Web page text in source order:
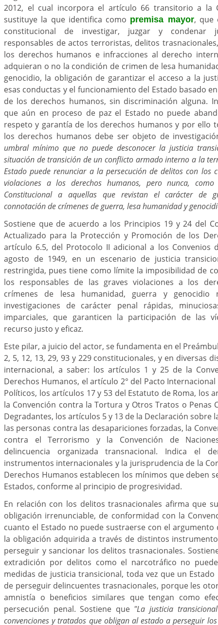
2012, el cual incorpora el artículo 66 transitorio a la
sustituye la que identifica como premisa mayor, que
constitucional de investigar, juzgar y condenar
responsables de actos terroristas, delitos
los derechos humanos e infracciones al derecho
adquieran o no la condición de crimen de lesa
genocidio, la obligación de garantizar el acceso a la
esas conductas y el funcionamiento del Estado basado
de los derechos humanos, sin discriminación alguna.
que aún en proceso de paz el Estado no puede
respeto y garantía de los derechos humanos y por ello
los derechos humanos debe ser objeto de
umbral mínimo que no puede desconocer la justicia
situación de transición de un conflicto armado interno a la
Estado puede renunciar a la persecución de delitos con los
violaciones a los derechos humanos, pero nunca,
Constitucional a aquellas que revistan el carácter de
connotación de crímenes de guerra, lesa humanidad y
Sostiene que de acuerdo a los Principios 19 y 24 del
Actualizado para la Protección y Promoción de los
artículo 6.5, del Protocolo II adicional a los Convenios
agosto de 1949, en un escenario de justicia
restringida, pues tiene como límite la imposibilidad de
los responsables de las graves violaciones a los
crímenes de lesa humanidad, guerra y
investigaciones de carácter penal rápidas,
imparciales, que garanticen la participación de las
recurso justo y eficaz.
Este pilar, a juicio del actor, se fundamenta en el
2, 5, 12, 13, 29, 93 y 229 constitucionales, y en diversas
internacional, a saber: los artículos 1 y 25 de la
Derechos Humanos, el artículo 2° del Pacto Internacional
Políticos, los artículos 17 y 53 del Estatuto de Roma, los
la Convención contra la Tortura y Otros Tratos o Penas
Degradantes, los artículos 5 y 13 de la Declaración sobre
las personas contra las desapariciones forzadas, la
contra el Terrorismo y la Convención de
delincuencia organizada transnacional. Indica el
instrumentos internacionales y la jurisprudencia de la
Derechos Humanos establecen los mínimos que deben
Estados, conforme al principio de progresividad.
En relación con los delitos trasnacionales afirma que
obligación irrenunciable, de conformidad con la
cuanto el Estado no puede sustraerse con el argumento
la obligación adquirida a través de distintos
perseguir y sancionar los delitos trasnacionales.
extradición por delitos como el narcotráfico no
medidas de justicia transicional, toda vez que un
de perseguir delincuentes trasnacionales, porque les
amnistía o beneficios similares que tengan como
persecución penal. Sostiene que "La justicia
convenciones y tratados que obligan al estado a perseguir